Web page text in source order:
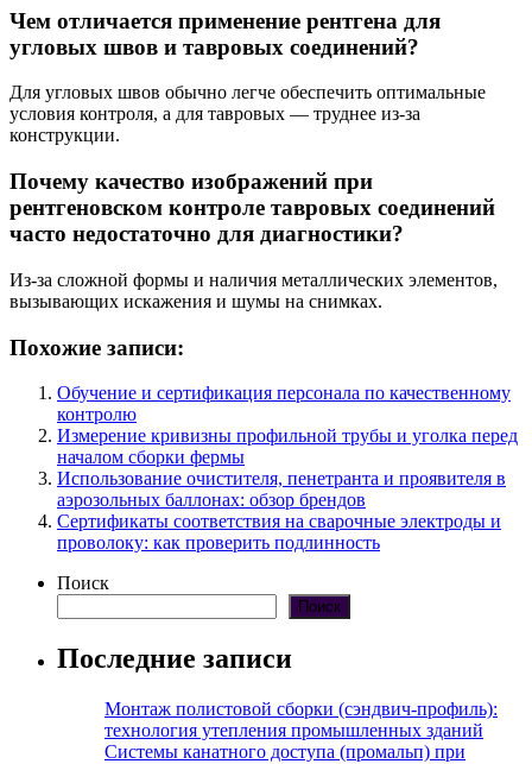
Чем отличается применение рентгена для
угловых швов и тавровых соединений?
Для угловых швов обычно легче обеспечить оптимальные
условия контроля, а для тавровых — труднее из-за
конструкции.
Почему качество изображений при
рентгеновском контроле тавровых соединений
часто недостаточно для диагностики?
Из-за сложной формы и наличия металлических элементов,
вызывающих искажения и шумы на снимках.
Похожие записи:
Обучение и сертификация персонала по качественному
контролю
Измерение кривизны профильной трубы и уголка перед
началом сборки фермы
Использование очистителя, пенетранта и проявителя в
аэрозольных баллонах: обзор брендов
Сертификаты соответствия на сварочные электроды и
проволоку: как проверить подлинность
Поиск
Поиск
Последние записи
Монтаж полистовой сборки (сэндвич-профиль):
технология утепления промышленных зданий
Системы канатного доступа (промальп) при